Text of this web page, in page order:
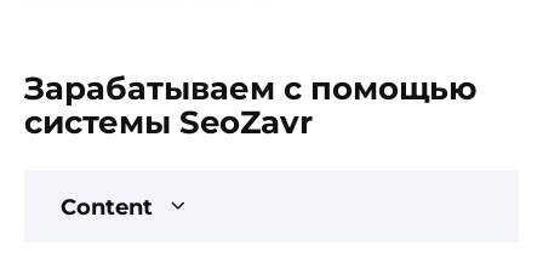
Зарабатываем с помощью
системы SeoZavr
Content